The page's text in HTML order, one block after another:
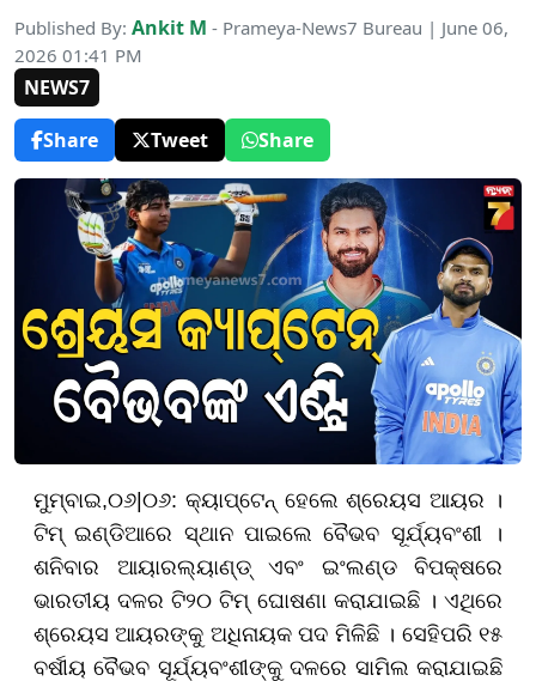
Published By: Ankit M - Prameya-News7 Bureau | June 06,
2026 01:41 PM
NEWS7
Share
Tweet Share
ମୁମ୍ବାଇ,୦୬|୦୬: କ୍ୟାପ୍ଟେନ୍ ହେଲେ ଶ୍ରେୟସ ଆୟର ।
ଟିମ୍ ଇଣ୍ଡିଆରେ ସ୍ଥାନ ପାଇଲେ ବୈଭବ ସୂର୍ଯ୍ୟବଂଶୀ ।
ଶନିବାର ଆୟାରଲ୍ୟାଣ୍ଡ୍ ଏବଂ ଇଂଲଣ୍ଡ ବିପକ୍ଷରେ
ଭାରତୀୟ ଦଳର ଟି୨୦ ଟିମ୍ ଘୋଷଣା କରାଯାଇଛି । ଏଥିରେ
ଶ୍ରେୟସ ଆୟରଙ୍କୁ ଅଧିନାୟକ ପଦ ମିଳିଛି । ସେହିପରି ୧୫
ବର୍ଷୀୟ ବୈଭବ ସୂର୍ଯ୍ୟବଂଶୀଙ୍କୁ ଦଳରେ ସାମିଲ କରାଯାଇଛି